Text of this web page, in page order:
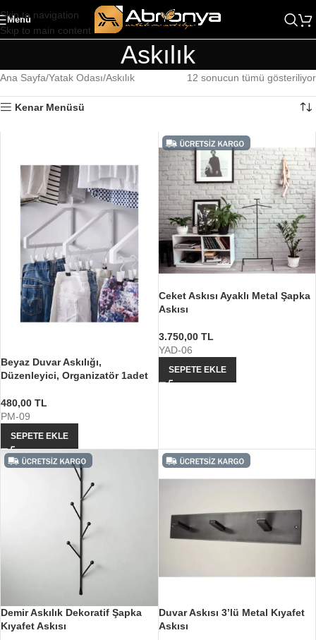
Skip to navigation
Skip to main content
Menü
Askılık
Ana Sayfa Yatak Odası Askılık 12 sonucun tümü gösteriliyor
Kenar Menüsü
Beyaz Duvar Askılığı,
Düzenleyici, Organizatör 1adet
480,00 TL
PM-09
SEPETE EKLE
Ceket Askısı Ayaklı Metal Şapka
Askısı
3.750,00 TL
YAD-06
SEPETE EKLE
Demir Askılık Dekoratif Şapka
Kıyafet Askısı
Duvar Askısı 3’lü Metal Kıyafet
Askısı